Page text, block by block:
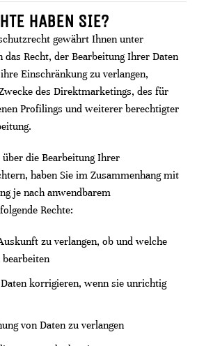
HABEN SIE?
gewährt Ihnen unter
Recht, der Bearbeitung Ihrer Daten
Einschränkung zu verlangen,
des Direktmarketings, des für
Profilings und weiterer berechtigter
die Bearbeitung Ihrer
haben Sie im Zusammenhang mit
je nach anwendbarem
Rechte:
zu verlangen, ob und welche
korrigieren, wenn sie unrichtig
von Daten zu verlangen